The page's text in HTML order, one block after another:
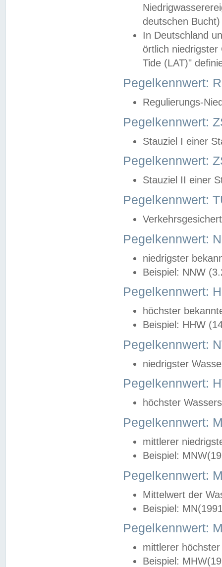
deutschen
In Deutschland
örtlich
Tide (LAT)"
Pegelkennwert:
Regulierungs-
Pegelkennwert:
Stauziel I einer
Pegelkennwert:
Stauziel II einer
Pegelkennwert:
Pegelkennwert:
niedrigster
Beispiel: NNW
Pegelkennwert:
höchster
Beispiel: HHW
Pegelkennwert:
niedrigster
Pegelkennwert:
höchster
Pegelkennwert:
mittlerer
Beispiel:
Pegelkennwert:
Mittelwert der
Beispiel:
Pegelkennwert:
mittlerer
Beispiel: